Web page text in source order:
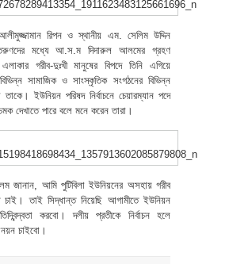
রিপন ও স্থানীয় এম. সেলিম উদ্দিন
মধ্যে আ.স.ম দিদারুল আলমের গ্রহণ
গরীব-দুঃখী মানুষের বিপদে তিনি এগিয়ে
সামাজিক ও সাংস্কৃতিক সংগঠনের বিভিন্ন
তাকে। ইউনিয়ন পরিষদ নির্বাচনে চেয়ারম্যান পদে
দেখাতে পারে বলে মনে করেন তারা।
আমি পুটিবিলা ইউনিয়নের অসহায় গরীব
চাই। তাই সিদ্ধান্ত নিয়েছি আগামীতে ইউনিয়ন
করবো। দলীয় প্রতীকে নির্বাচন হলে
চাইবো।